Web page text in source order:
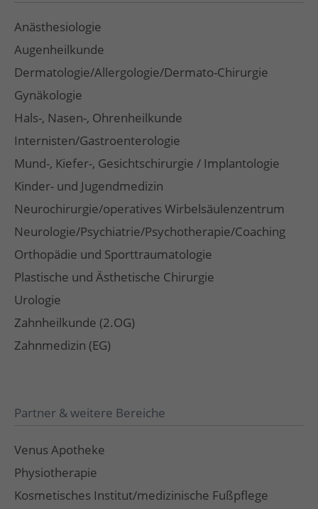
Anästhesiologie
Augenheilkunde
Dermatologie/Allergologie/Dermato-Chirurgie
Gynäkologie
Hals-, Nasen-, Ohrenheilkunde
Internisten/Gastroenterologie
Mund-, Kiefer-, Gesichtschirurgie / Implantologie
Kinder- und Jugendmedizin
Neurochirurgie/operatives Wirbelsäulenzentrum
Neurologie/Psychiatrie/Psychotherapie/Coaching
Orthopädie und Sporttraumatologie
Plastische und Ästhetische Chirurgie
Urologie
Zahnheilkunde (2.OG)
Zahnmedizin (EG)
Partner & weitere Bereiche
Venus Apotheke
Physiotherapie
Kosmetisches Institut/medizinische Fußpflege